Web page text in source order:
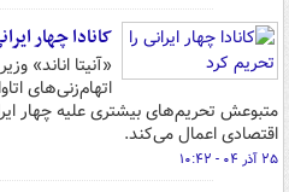
کانادا چهار
«آنیتا اناند»
اتهام‌زنی‌های
متبوعش تحریم‌های بیشتری علیه چهار
اقتصادی اعمال می‌کند.
۲۵ آذر ۰۴ - ۱۰:۴۲